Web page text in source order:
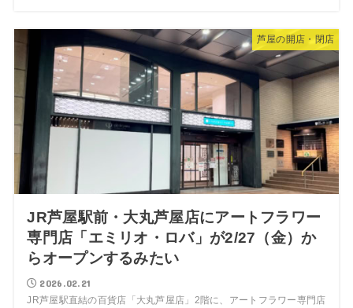
芦屋の開店・閉店
JR芦屋駅前・大丸芦屋店にアートフラワー
専門店「エミリオ・ロバ」が2/27（金）か
らオープンするみたい
2026.02.21
JR芦屋駅直結の百貨店「大丸芦屋店」2階に、アートフラワー専門店